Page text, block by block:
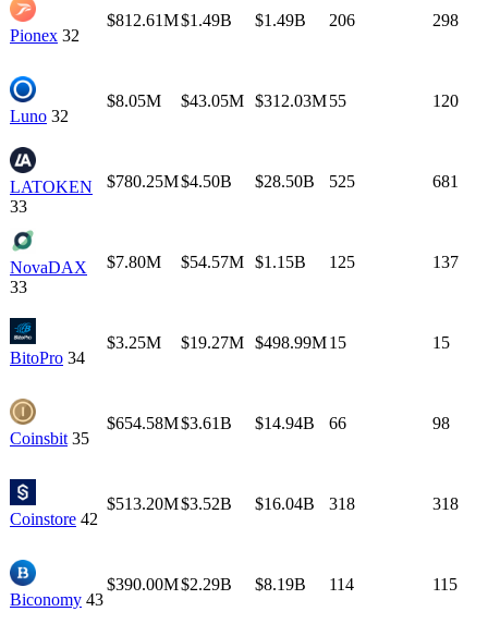
Pionex 32
$812.61M$1.49B $1.49B 206 298
Luno 32
$8.05M $43.05M $312.03M55 120
LATOKEN
33
$780.25M$4.50B $28.50B 525 681
NovaDAX
33
$7.80M $54.57M $1.15B 125 137
BitoPro 34
$3.25M $19.27M $498.99M15 15
Coinsbit 35
$654.58M$3.61B $14.94B 66 98
Coinstore 42
$513.20M$3.52B $16.04B 318 318
Biconomy 43
$390.00M$2.29B $8.19B 114 115